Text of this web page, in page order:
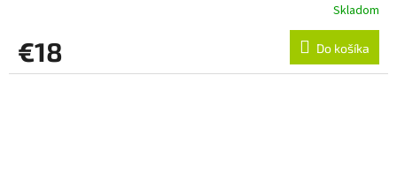
Skladom
€18 Do košíka